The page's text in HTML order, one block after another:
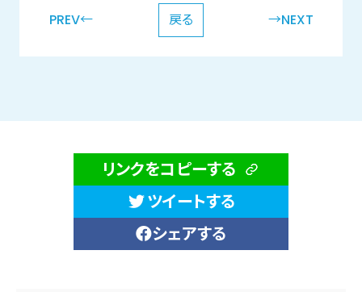
PREV← 戻る →NEXT
リンクをコピーする
ツイートする
シェアする